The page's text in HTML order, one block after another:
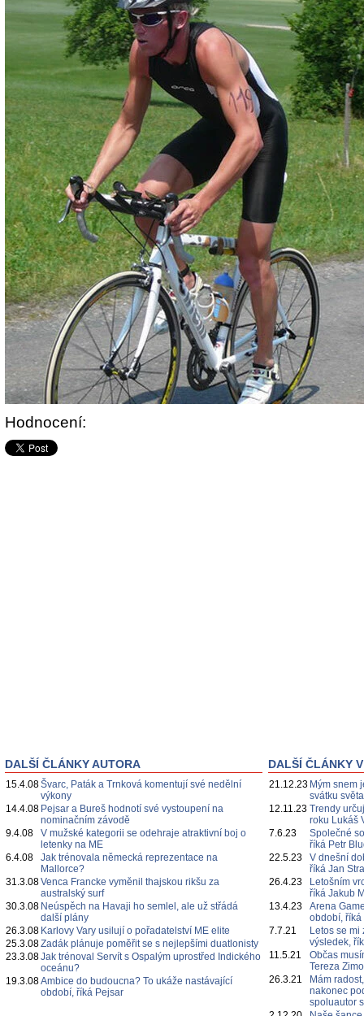
Hodnocení:
DALŠÍ ČLÁNKY AUTORA
15.4.08Švarc, Paták a Trnková komentují své nedělní
výkony
14.4.08 Pejsar a Bureš hodnotí své vystoupení na
nominačním závodě
9.4.08
V mužské kategorii se odehraje atraktivní boj o
letenky na ME
6.4.08
Jak trénovala německá reprezentace na
Mallorce?
31.3.08Venca Francke vyměnil thajskou rikšu za
australský surf
30.3.08 Neúspěch na Havaji ho semlel, ale už střádá
další plány
26.3.08 Karlovy Vary usilují o pořadatelství ME elite
25.3.08Zadák plánuje poměřit se s nejlepšími duatlonisty
23.3.08Jak trénoval Servít s Ospalým uprostřed Indického
oceánu?
19.3.08Ambice do budoucna? To ukáže nastávající
období, říká Pejsar
DALŠÍ ČLÁNKY
21.12.23 Mým snem
svátku
12.11.23 Trendy
roku Lukáš
7.6.23
Společné
říká Petr
22.5.23
V dnešní
říká Jan
26.4.23
Letošním
říká Jakub
13.4.23
Arena
období,
7.7.21
Letos se
výsledek,
11.5.21
Občas
Tereza
26.3.21
Mám
nakonec
spoluautor